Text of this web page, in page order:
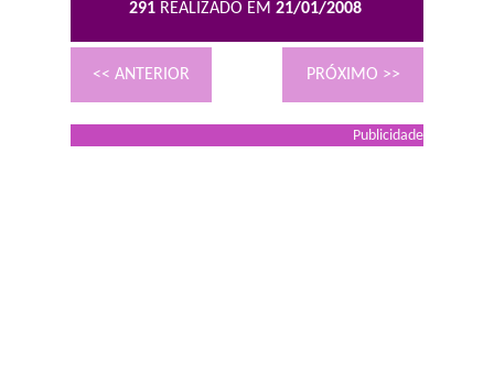
291 REALIZADO EM 21/01/2008
<< ANTERIOR PRÓXIMO >>
Publicidade